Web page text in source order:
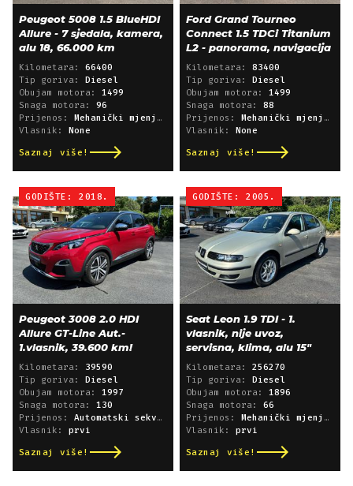
Peugeot 5008 1.5 BlueHDI
Allure - 7 sjedala, kamera,
alu 18, 66.000 km
Kilometara: 66400
Tip goriva:
Diesel
Obujam motora: 1499
Snaga motora: 96
Prijenos:
Mehanički mjenjač
Vlasnik:
None
Saznaj više!
Ford Grand Tourneo
Connect 1.5 TDCi Titanium
L2 - panorama, navigacija
Kilometara: 83400
Tip goriva:
Diesel
Obujam motora: 1499
Snaga motora: 88
Prijenos:
Mehanički mjenjač
Vlasnik:
None
Saznaj više!
GODIŠTE: 2018.
Peugeot 3008 2.0 HDI
Allure GT-Line Aut.-
1.vlasnik, 39.600 km!
Kilometara: 39590
Tip goriva:
Diesel
Obujam motora: 1997
Snaga motora: 130
Prijenos: Automatski sekvencijski
Vlasnik: prvi
Saznaj više!
GODIŠTE: 2005.
Seat Leon 1.9 TDI - 1.
vlasnik, nije uvoz,
servisna, klima, alu 15"
Kilometara: 256270
Tip goriva:
Diesel
Obujam motora: 1896
Snaga motora: 66
Prijenos:
Mehanički mjenjač
Vlasnik: prvi
Saznaj više!